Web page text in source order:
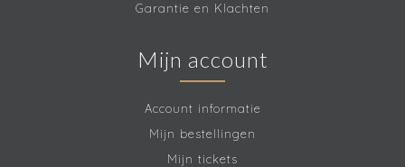
Garantie en Klachten
Mijn account
Account informatie
Mijn bestellingen
Mijn tickets